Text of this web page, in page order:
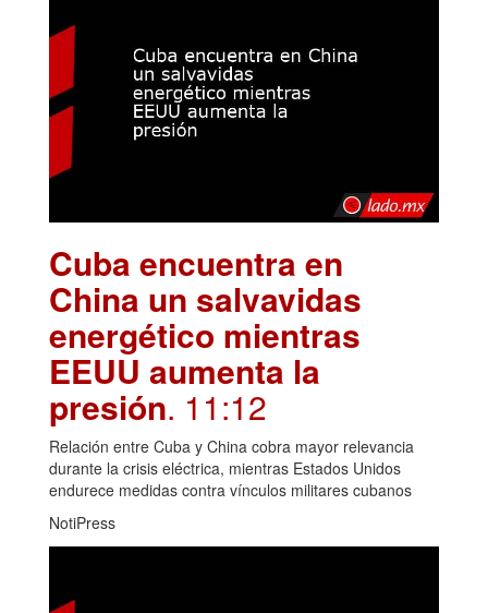
Cuba encuentra en
China un salvavidas
energético mientras
EEUU aumenta la
presión. 11:12
Relación entre Cuba y China cobra mayor relevancia
durante la crisis eléctrica, mientras Estados Unidos
endurece medidas contra vínculos militares cubanos
NotiPress